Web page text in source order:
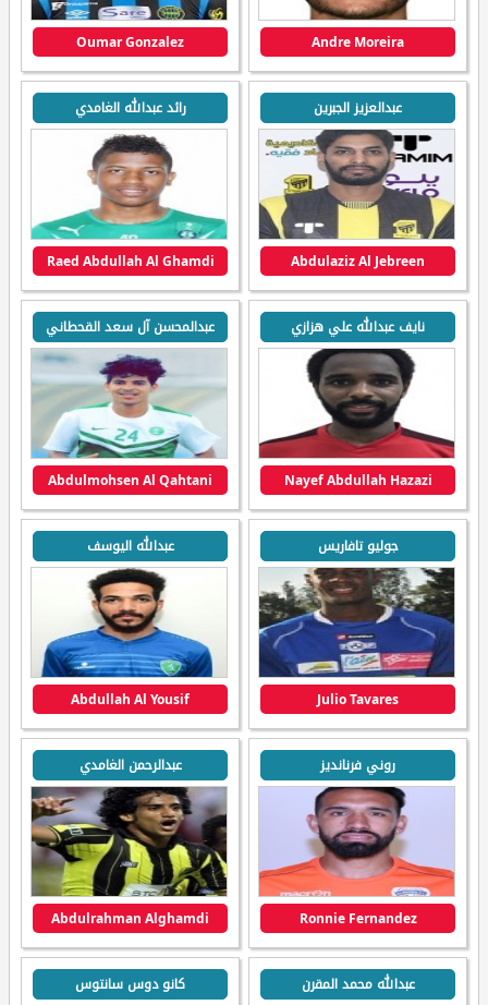
Andre Moreira
Oumar Gonzalez
عبدالعزيز الجبرين
Abdulaziz Al Jebreen
رائد عبدالله الغامدي
Raed Abdullah Al Ghamdi
نايف عبدالله علي هزازي
Nayef Abdullah Hazazi
عبدالمحسن آل سعد القحطاني
Abdulmohsen Al Qahtani
جوليو تافاريس
Julio Tavares
عبدالله اليوسف
Abdullah Al Yousif
روني فرنانديز
Ronnie Fernandez
عبدالرحمن الغامدي
Abdulrahman Alghamdi
عبدالله محمد المقرن كانو دوس سانتوس